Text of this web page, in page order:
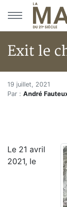
Aller au menu
Aller au contenu
Exit le
Accueil
Articles
Exit le
19 juillet, 2021
Par : André
Le 21 avril
2021, le